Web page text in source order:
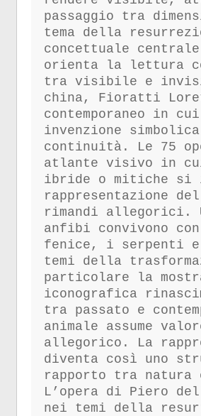
passaggio tra
tema della
concettuale
orienta la lettura
tra visibile e
china, Fioratti
contemporaneo in
invenzione
continuità. Le 75
atlante visivo in
ibride o mitiche si
rappresentazione
rimandi
anfibi convivono
fenice, i serpenti
temi della
particolare la
iconografica
tra passato e
animale assume
allegorico. La
diventa così uno
rapporto tra natura
L’opera di Piero
nei temi della